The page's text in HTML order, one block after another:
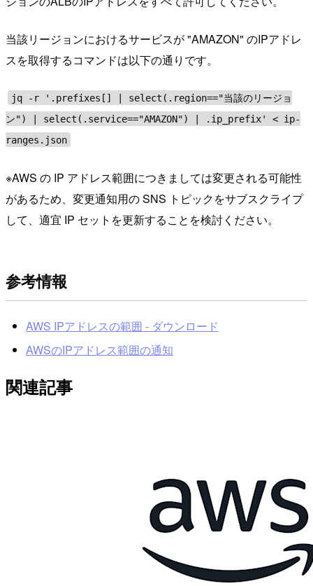
当該リージョンにおけるサービスが "AMAZON" のIPアドレ
スを取得するコマンドは以下の通りです。
jq -r '.prefixes[] | select(.region=="当該のリージョ
ン") | select(.service=="AMAZON") | .ip_prefix' < ip-
ranges.json
※AWS の IP アドレス範囲につきましては変更される可能性
があるため、変更通知用の SNS トピックをサブスクライプ
して、適宜 IP セットを更新することを検討ください。
参考情報
AWS IPアドレスの範囲 - ダウンロード
AWSのIPアドレス範囲の通知
関連記事